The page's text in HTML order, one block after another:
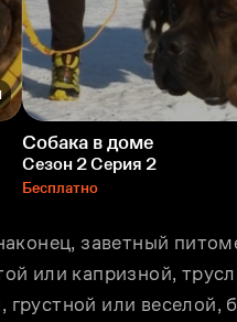
Собака в доме
Сезон 2 Серия 2
Бесплатно
заветный
или капризной,
или веселой,